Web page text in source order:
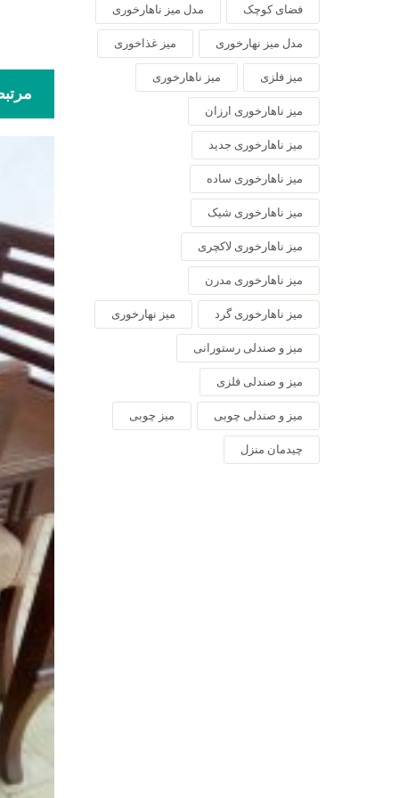
فضای کوچک مدل میز ناهارخوری
مدل میز نهارخوری میز غذاخوری
میز فلزی میز ناهارخوری
میز ناهارخوری ارزان
میز ناهارخوری جدید
میز ناهارخوری ساده
میز ناهارخوری شیک
میز ناهارخوری لاکچری
میز ناهارخوری مدرن
میز ناهارخوری گرد میز نهارخوری
میز و صندلی رستورانی
میز و صندلی فلزی
میز و صندلی چوبی میز چوبی
چیدمان منزل